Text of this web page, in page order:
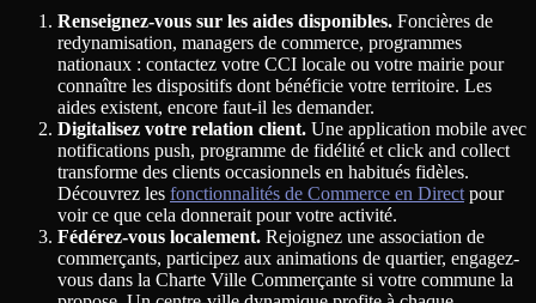
Renseignez-vous sur les aides disponibles. Foncières de
redynamisation, managers de commerce, programmes
nationaux : contactez votre CCI locale ou votre mairie pour
connaître les dispositifs dont bénéficie votre territoire. Les
aides existent, encore faut-il les demander.
Digitalisez votre relation client. Une application mobile avec
notifications push, programme de fidélité et click and collect
transforme des clients occasionnels en habitués fidèles.
Découvrez les fonctionnalités de Commerce en Direct pour
voir ce que cela donnerait pour votre activité.
Fédérez-vous localement. Rejoignez une association de
commerçants, participez aux animations de quartier, engagez-
vous dans la Charte Ville Commerçante si votre commune la